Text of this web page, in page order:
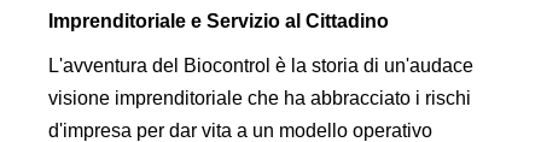
Imprenditoriale e Servizio al Cittadino
L'avventura del Biocontrol è la storia di un'audace
visione imprenditoriale che ha abbracciato i rischi
d'impresa per dar vita a un modello operativo